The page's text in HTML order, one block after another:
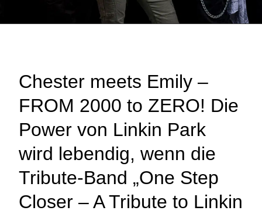
Chester meets Emily –
FROM 2000 to ZERO! Die
Power von Linkin Park
wird lebendig, wenn die
Tribute-Band „One Step
Closer – A Tribute to Linkin